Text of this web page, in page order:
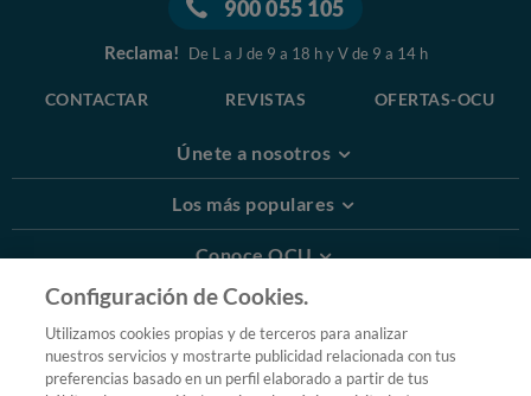
900 055 105
Reclama! De L a J de 9 a 18 h y V de 9 a 14 h
CONTACTAR REVISTAS OFERTAS-OCU
Únete a nosotros
Los más populares
Conoce OCU
Más Información
© 2026 OCU
Condiciones generales de contratación de OCU
Configuración de Cookies.
Utilizamos cookies propias y de terceros para analizar
nuestros servicios y mostrarte publicidad relacionada con tus
preferencias basado en un perfil elaborado a partir de tus